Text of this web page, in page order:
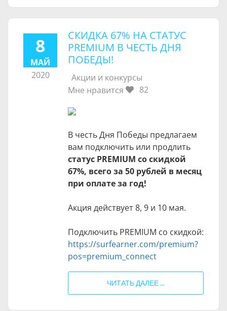
8
МАЙ
2020
СКИДКА 67% НА СТАТУС
PREMIUM В ЧЕСТЬ ДНЯ
ПОБЕДЫ!
Акции и конкурсы
Мне нравится
82
В честь Дня Победы предлагаем
вам подключить или продлить
статус PREMIUM со скидкой
67%, всего за 50 рублей в месяц
при оплате за год!
Акция действует 8, 9 и 10 мая.
Подключить PREMIUM со скидкой:
https://surfearner.com/premium?
pos=premium_connect
ЧИТАТЬ ДАЛЕЕ ...